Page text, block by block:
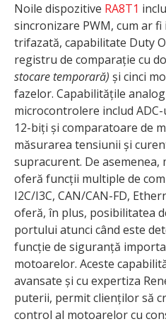
Noile dispozitive RA8T1
sincronizare PWM, cum ar
trifazată, capabilitate Duty
registru de comparație cu
stocare temporară) și cinci
fazelor. Capabilitățile
microcontrolere includ
12-biți și comparatoare de
măsurarea tensiunii și
supracurent. De asemenea,
oferă funcții multiple de
I2C/I3C, CAN/CAN-FD,
oferă, în plus, posibilitatea
portului atunci când este
funcție de siguranță
motoarelor. Aceste
avansate și cu expertiza
puterii, permit clienților să
control al motoarelor cu